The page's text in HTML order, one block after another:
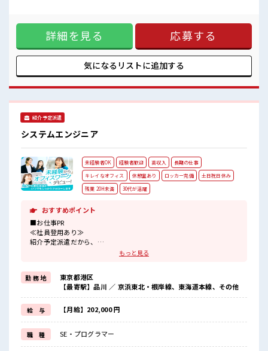
お休みは土日祝日なので友人や家族との予定も合わせやすい♪
高収入もバッチリ目指せますよ！
家族や友人と一緒にプライベート満喫！ ≪機能的な制服アリ
≫ 制服があるので、 毎日の服装の悩み解消♪ ≪未経験の方も
大カンゲイ≫ 新しいことにチャレンジするのは不安だけど、
しっかり働く環境が整っています！ イチからスキルUP・ステ
ップUP目指していきましょう！ ■職場の雰囲気 『少人数』だ
からコミュニケーションも取りやすい？ 程よく残業あり！ お
高収入もバッチリ目指せますよ！
詳細を見る 応募する
気になるリストに追加する
紹介予定派遣
システムエンジニア
未経験者OK 経験者歓迎 高収入
長期の仕事
キレイなオフィス
休憩室あり ロッカー完備
土日祝日休み
残業 20H未満
30代が活躍
おすすめポイント
■お仕事PR
≪社員登用あり≫
紹介予定派遣だから、
自分に職場が合うかお試しできるのがウレシイPoint☆
残業は月20時間未満で、
ほどよく稼げます♪
≪完全週休二日制≫
週末は家族や友人と一緒にプライベート満喫！
≪未経験OKの仕事≫
新しいことにチャレンジするのは不安だけど、
しっかり働く環境が整っています！
イチからスキルUP・ステップUP目指していきましょう！
もっと見る
勤 務 地
東京都港区
【最寄駅】品川 ／ 京浜東北・根岸線、東海道本線、その他
給 与 【月給】202,000 円
職 種 SE・プログラマー